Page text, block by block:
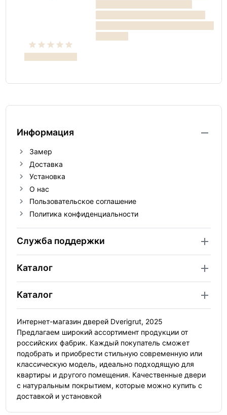
Информация
Замер
Доставка
Установка
О нас
Пользовательское соглашение
Политика конфиденциальности
Служба поддержки
Каталог
Каталог
Интернет-магазин дверей Dverigrut, 2025
Предлагаем широкий ассортимент продукции от
российских фабрик. Каждый покупатель сможет
подобрать и приобрести стильную современную или
классическую модель, идеально подходящую для
квартиры и другого помещения. Качественные двери
с натуральным покрытием, которые можно купить с
доставкой и установкой